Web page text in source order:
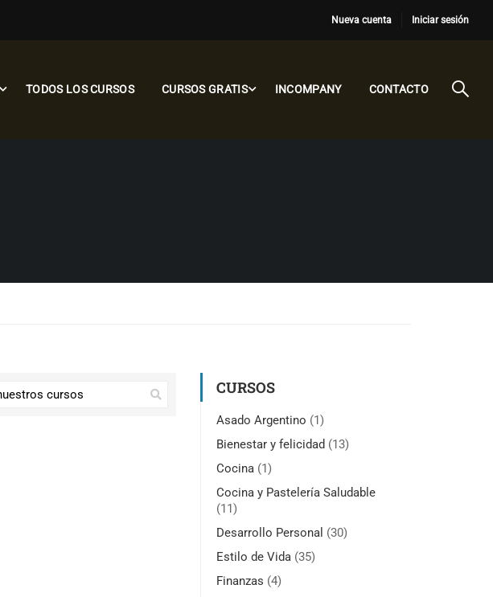
Nueva cuenta Iniciar sesión
TODOS LOS CURSOS CURSOS GRATIS INCOMPANY CONTACTO
CURSOS
Asado Argentino (1)
Bienestar y felicidad (13)
Cocina (1)
Cocina y Pastelería Saludable
(11)
Desarrollo Personal (30)
Estilo de Vida (35)
Finanzas (4)